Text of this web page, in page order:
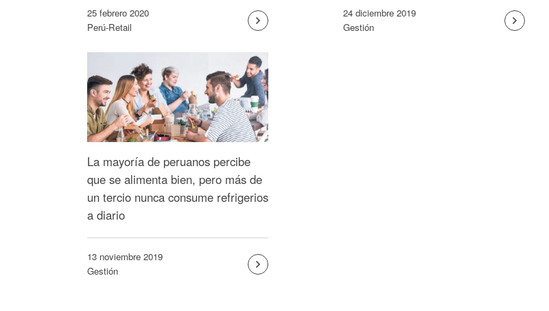
25 febrero 2020
Perú-Retail
24 diciembre 2019
Gestión
La mayoría de peruanos percibe
que se alimenta bien, pero más de
un tercio nunca consume refrigerios
a diario
13 noviembre 2019
Gestión